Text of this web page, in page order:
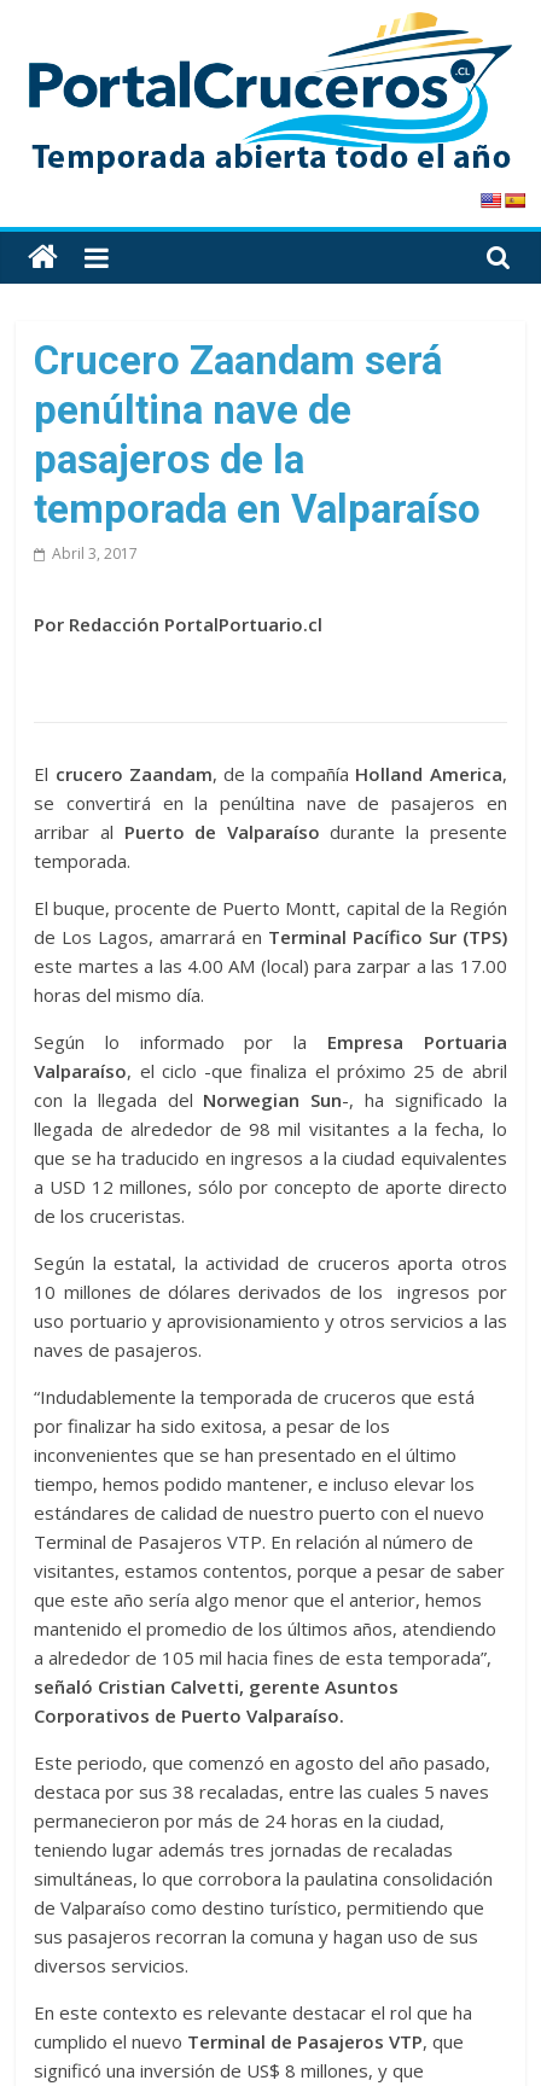
content
PortalCruceros
Toda
la
de
cruceros
en
un
solo
sitio
Crucero Zaandam será
penúltina nave de
pasajeros de la
temporada en Valparaíso
Abril 3, 2017
Por Redacción PortalPortuario.cl
El crucero Zaandam, de la compañía Holland America,
se convertirá en la penúltina nave de pasajeros en
arribar al Puerto de Valparaíso durante la presente
temporada.
El buque, procente de Puerto Montt, capital de la Región
de Los Lagos, amarrará en Terminal Pacífico Sur (TPS)
este martes a las 4.00 AM (local) para zarpar a las 17.00
horas del mismo día.
Según lo informado por la Empresa Portuaria
Valparaíso, el ciclo -que finaliza el próximo 25 de abril
con la llegada del Norwegian Sun-, ha significado la
llegada de alrededor de 98 mil visitantes a la fecha, lo
que se ha traducido en ingresos a la ciudad equivalentes
a USD 12 millones, sólo por concepto de aporte directo
de los cruceristas.
Según la estatal, la actividad de cruceros aporta otros
10 millones de dólares derivados de los ingresos por
uso portuario y aprovisionamiento y otros servicios a las
naves de pasajeros.
“Indudablemente la temporada de cruceros que está
por finalizar ha sido exitosa, a pesar de los
inconvenientes que se han presentado en el último
tiempo, hemos podido mantener, e incluso elevar los
estándares de calidad de nuestro puerto con el nuevo
Terminal de Pasajeros VTP. En relación al número de
visitantes, estamos contentos, porque a pesar de saber
que este año sería algo menor que el anterior, hemos
mantenido el promedio de los últimos años, atendiendo
a alrededor de 105 mil hacia fines de esta temporada”,
señaló Cristian Calvetti, gerente Asuntos
Corporativos de Puerto Valparaíso.
Este periodo, que comenzó en agosto del año pasado,
destaca por sus 38 recaladas, entre las cuales 5 naves
permanecieron por más de 24 horas en la ciudad,
teniendo lugar además tres jornadas de recaladas
simultáneas, lo que corrobora la paulatina consolidación
de Valparaíso como destino turístico, permitiendo que
sus pasajeros recorran la comuna y hagan uso de sus
diversos servicios.
En este contexto es relevante destacar el rol que ha
cumplido el nuevo Terminal de Pasajeros VTP, que
significó una inversión de US$ 8 millones, y que